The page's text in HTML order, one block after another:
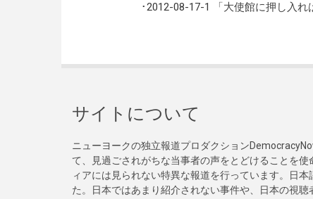
･2012-08-17-1 「大使館に押し入
サイトについて
ニューヨークの独立報道プロダクション
て、見過ごされがちな当事者の声をとどけることを
ィアには見られない特異な報道を行っています。日
た。日本ではあまり紹介されない事件や、日本の視